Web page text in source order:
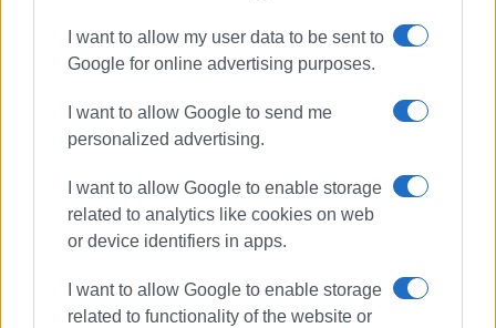
I want to allow my user data to be sent to
Google for online advertising purposes.
I want to allow Google to send me
personalized advertising.
I want to allow Google to enable storage
related to analytics like cookies on web
or device identifiers in apps.
I want to allow Google to enable storage
related to functionality of the website or
Συνδρομητές στο e-paper